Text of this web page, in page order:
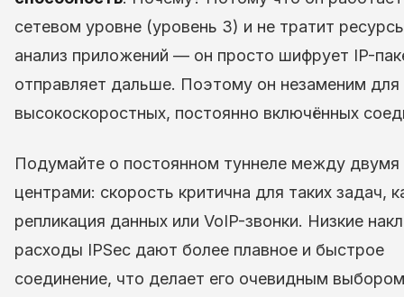
сетевом уровне (уровень 3) и не тратит
анализ приложений — он просто шифрует IP-
отправляет дальше. Поэтому он незаменим для
высокоскоростных, постоянно включённых
Подумайте о постоянном туннеле между двумя
центрами: скорость критична для таких задач,
репликация данных или VoIP-звонки. Низкие
расходы IPSec дают более плавное и быстрое
соединение, что делает его очевидным